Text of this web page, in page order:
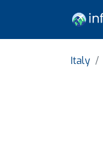
Italy